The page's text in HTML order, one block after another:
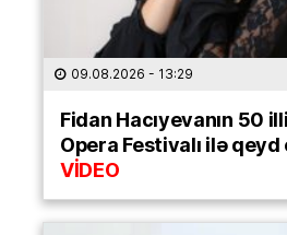
09.08.2026 - 13:29
Fidan Hacıyevanın 50
Opera Festivalı ilə
VİDEO